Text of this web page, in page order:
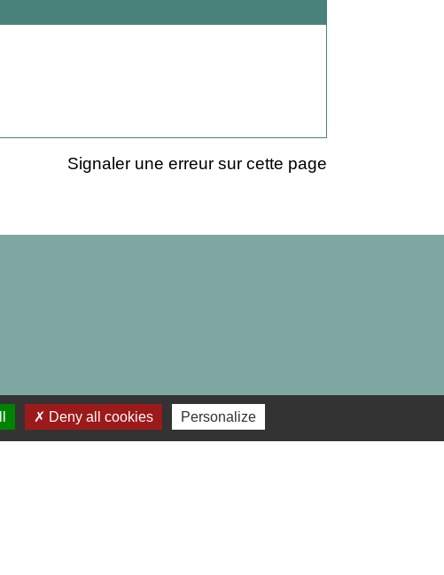
Signaler une erreur sur cette page
Deny all cookies Personalize